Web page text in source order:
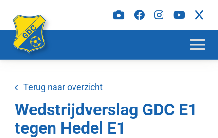
Terug naar overzicht
Wedstrijdverslag GDC E1
tegen Hedel E1